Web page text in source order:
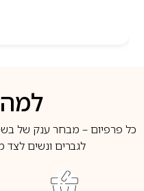
כל פרפיום – מבחר ענק של
לגברים ונשים לצד